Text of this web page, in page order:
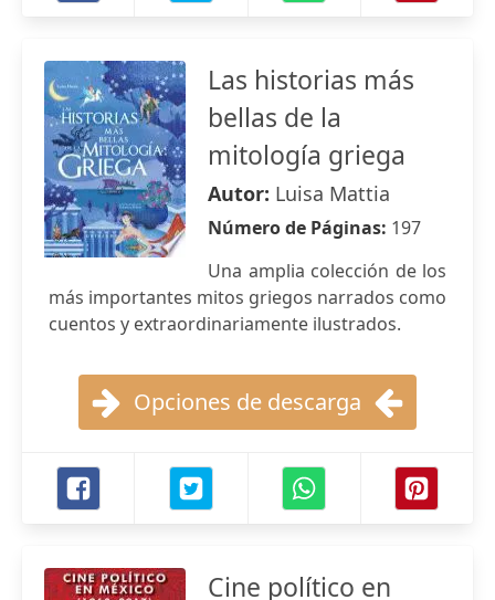
Las historias más
bellas de la
mitología griega
Autor: Luisa Mattia
Número de Páginas: 197
Una amplia colección de los
más importantes mitos griegos narrados como
cuentos y extraordinariamente ilustrados.
Opciones de descarga
Cine político en